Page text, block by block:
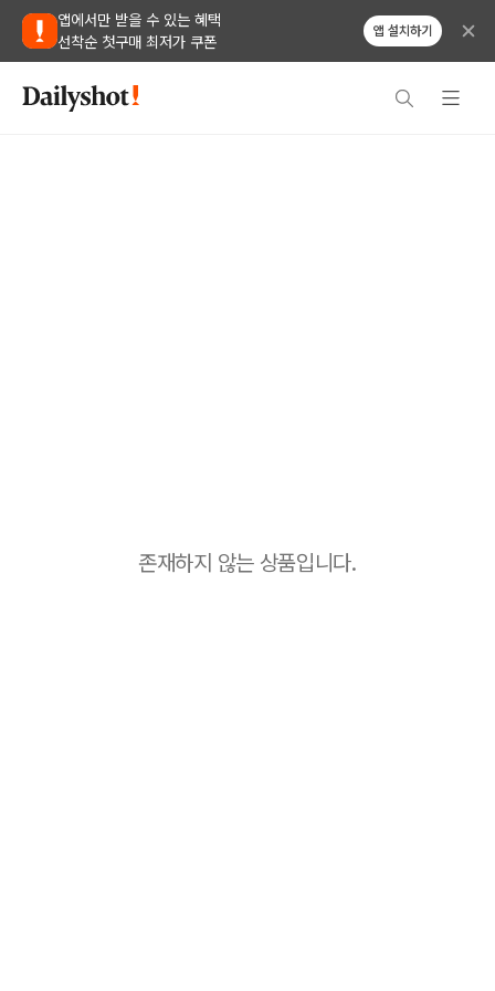
앱에서만 받을 수 있는 혜택
선착순 첫구매 최저가 쿠폰
앱 설치하기
존재하지 않는 상품입니다.